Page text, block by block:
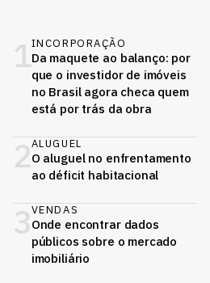
1INCORPORAÇÃO
Da maquete ao balanço: por
que o investidor de imóveis
no Brasil agora checa quem
está por trás da obra
2ALUGUEL
O aluguel no enfrentamento
ao déficit habitacional
3VENDAS
Onde encontrar dados
públicos sobre o mercado
imobiliário